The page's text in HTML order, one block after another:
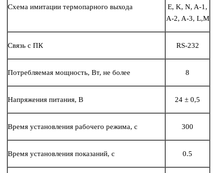
Схема имитации термопарного выхода
E, K, N, A-1,
A-2, A-3, L,M
Связь с ПК RS-232
Потребляемая мощность, Вт, не более 8
Напряжения питания, В 24 ± 0,5
Время установления рабочего режима, с 300
Время установления показаний, с 0.5